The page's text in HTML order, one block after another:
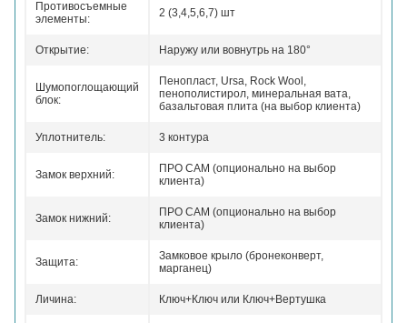
Противосъемные
элементы:
2 (3,4,5,6,7) шт
Открытие: Наружу или вовнутрь на 180°
Шумопоглощающий
блок:
Пенопласт, Ursa, Rock Wool,
пенополистирол, минеральная вата,
базальтовая плита (на выбор клиента)
Уплотнитель: 3 контура
Замок верхний:
ПРО САМ (опционально на выбор
клиента)
Замок нижний:
ПРО САМ (опционально на выбор
клиента)
Защита:
Замковое крыло (бронеконверт,
марганец)
Личина: Ключ+Ключ или Ключ+Вертушка